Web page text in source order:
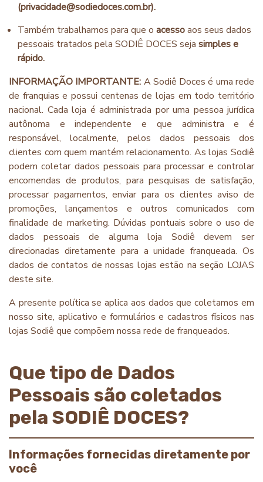
(privacidade@sodiedoces.com.br).
Também trabalhamos para que o acessoaos seus dados
pessoais tratados pela SODIÊ DOCES seja simples e
rápido.
INFORMAÇÃO IMPORTANTE: A Sodiê Doces é uma rede
de franquias e possui centenas de lojas em todo território
nacional. Cada loja é administrada por uma pessoa jurídica
autônoma e independente e que administra e é
responsável, localmente, pelos dados pessoais dos
clientes com quem mantém relacionamento. As lojas Sodiê
podem coletar dados pessoais para processar e controlar
encomendas de produtos, para pesquisas de satisfação,
processar pagamentos, enviar para os clientes aviso de
promoções, lançamentos e outros comunicados com
finalidade de marketing. Dúvidas pontuais sobre o uso de
dados pessoais de alguma loja Sodiê devem ser
direcionadas diretamente para a unidade franqueada. Os
dados de contatos de nossas lojas estão na seção LOJAS
deste site.
A presente política se aplica aos dados que coletamos em
nosso site, aplicativo e formulários e cadastros físicos nas
lojas Sodiê que compõem nossa rede de franqueados.
Que tipo de Dados
Pessoais são coletados
pela SODIÊ DOCES?
Informações fornecidas diretamente por
você